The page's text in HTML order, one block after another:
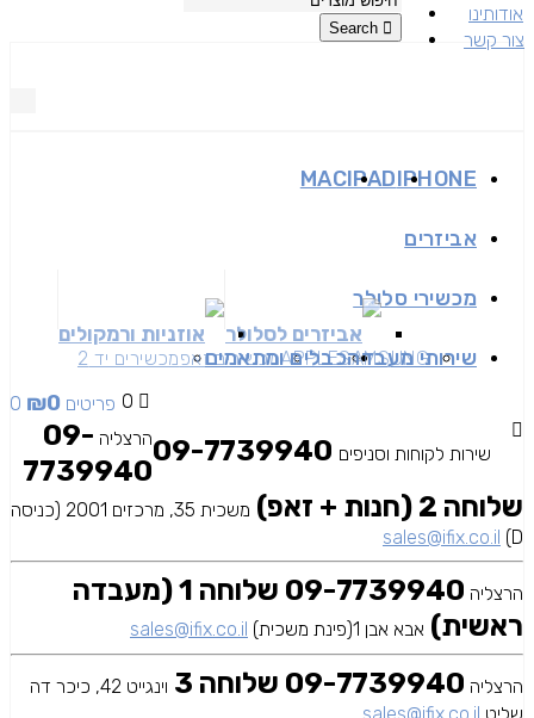
אודותינו
צור קשר
IPHONE
IPAD
MAC
אביזרים
אביזרים לסלולר אוזניות ורמקולים
מכשירי סלולר
SAMSUNG
APPLEמכשירים זאפמכשירים יד 2 שירותי מעבדהכבלים ומתאמים
0 0 פריטים ₪0
Search
שירות לקוחות וסניפים
הרצליה 09-
7739940
שלוחה 2 (חנות + זאפ)
משכית 35, מרכזים 2001 (כניסה
D)
sales@ifix.co.il
הרצליה
09-7739940 שלוחה 1 (מעבדה
ראשית) אבא אבן 1(פינת משכית) sales@ifix.co.il
הרצליה 09-7739940 שלוחה 3
וינגייט 42, כיכר דה
שליט sales@ifix.co.il